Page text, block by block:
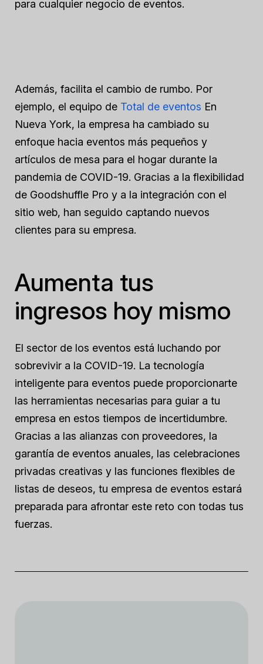
para cualquier negocio de eventos.
Además, facilita el cambio de rumbo. Por
ejemplo, el equipo de Total de eventos En
Nueva York, la empresa ha cambiado su
enfoque hacia eventos más pequeños y
artículos de mesa para el hogar durante la
pandemia de COVID-19. Gracias a la flexibilidad
de Goodshuffle Pro y a la integración con el
sitio web, han seguido captando nuevos
clientes para su empresa.
Aumenta tus
ingresos hoy mismo
El sector de los eventos está luchando por
sobrevivir a la COVID-19. La tecnología
inteligente para eventos puede proporcionarte
las herramientas necesarias para guiar a tu
empresa en estos tiempos de incertidumbre.
Gracias a las alianzas con proveedores, la
garantía de eventos anuales, las celebraciones
privadas creativas y las funciones flexibles de
listas de deseos, tu empresa de eventos estará
preparada para afrontar este reto con todas tus
fuerzas.